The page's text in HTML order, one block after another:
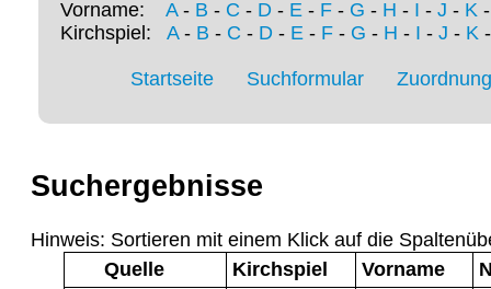
Vorname: A- B - C - D - E - F - G - H - I - J - K
Kirchspiel: A- B - C - D- E- F- G - H - I - J - K
Startseite Suchformular
Suchergebnisse
Hinweis: Sortieren mit einem Klick auf die
Quelle
Kirchspiel Vorname